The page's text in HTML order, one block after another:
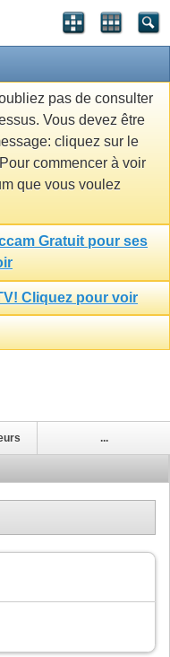
pas de consulter
Vous devez être
cliquez sur le
commencer à voir
que vous voulez
Gratuit pour ses
Cliquez pour voir
...